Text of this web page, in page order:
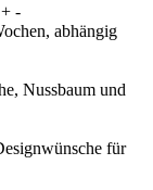
+ -
abhängig
Nussbaum und
für